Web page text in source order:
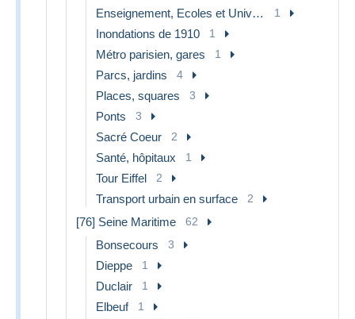
Enseignement, Ecoles et Universités 1
Inondations de 1910 1
Métro parisien, gares 1
Parcs, jardins 4
Places, squares 3
Ponts 3
Sacré Coeur 2
Santé, hôpitaux 1
Tour Eiffel 2
Transport urbain en surface 2
[76] Seine Maritime 62
Bonsecours 3
Dieppe 1
Duclair 1
Elbeuf 1